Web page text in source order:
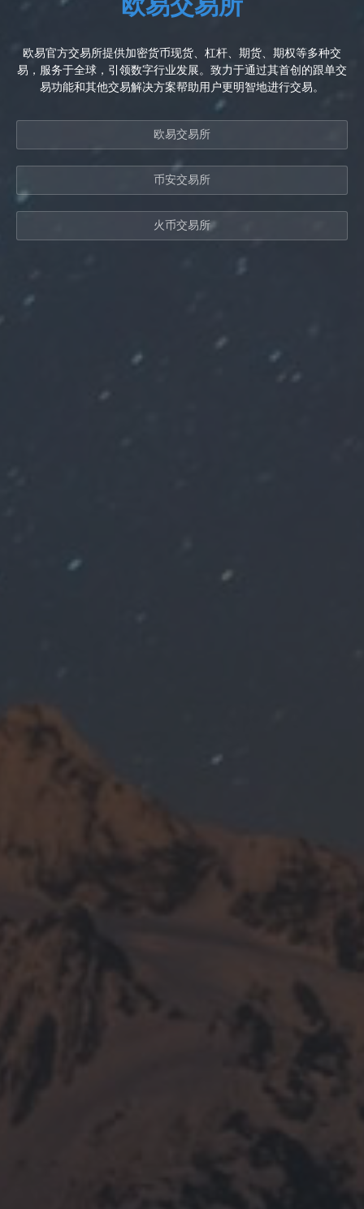
欧易交易所
欧易官方交易所提供加密货币现货、杠杆、期货、期权等多种交
易，服务于全球，引领数字行业发展。致力于通过其首创的跟单交
易功能和其他交易解决方案帮助用户更明智地进行交易。
欧易交易所
币安交易所
火币交易所